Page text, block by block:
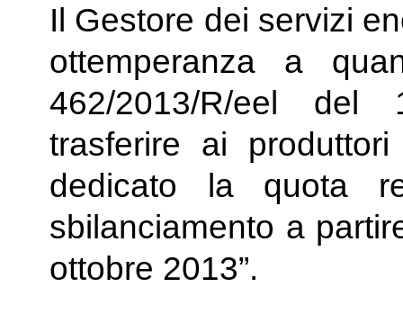
Il Gestore dei servizi
ottemperanza a
462/2013/R/eel del
trasferire ai
dedicato la quota
sbilanciamento a
ottobre 2013”.